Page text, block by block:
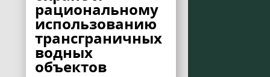
рациональному
использованию
трансграничных
водных
объектов